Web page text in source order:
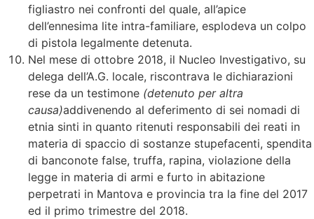
figliastro nei confronti del quale, all’apice
dell’ennesima lite intra-familiare, esplodeva un colpo
di pistola legalmente detenuta.
Nel mese di ottobre 2018, il Nucleo Investigativo, su
delega dell’A.G. locale, riscontrava le dichiarazioni
rese da un testimone (detenuto per altra
causa)addivenendo al deferimento di sei nomadi di
etnia sinti in quanto ritenuti responsabili dei reati in
materia di spaccio di sostanze stupefacenti, spendita
di banconote false, truffa, rapina, violazione della
legge in materia di armi e furto in abitazione
perpetrati in Mantova e provincia tra la fine del 2017
ed il primo trimestre del 2018.